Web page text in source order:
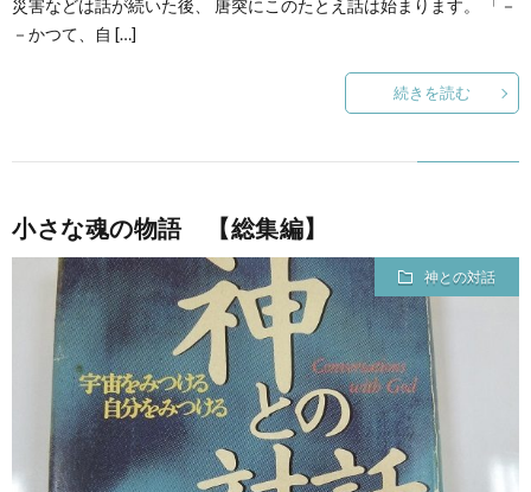
災害などは話が続いた後、 唐突にこのたとえ話は始まります。 「－
－かつて、自 […]
続きを読む
小さな魂の物語 【総集編】
神との対話